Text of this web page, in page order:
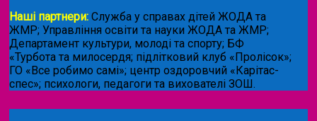
Наші партнери: Служба у справах дітей ЖОДА та
ЖМР; Управління освіти та науки ЖОДА та ЖМР;
Департамент культури, молоді та спорту; БФ
«Турбота та милосердя; підлітковий клуб «Пролісок»;
ГО «Все робимо самі»; центр оздоровчий «Карітас-
спес»; психологи, педагоги та вихователі ЗОШ.